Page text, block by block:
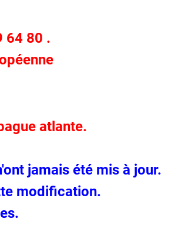
64 80 .
atlante.
jamais été mis à jour.
modification.